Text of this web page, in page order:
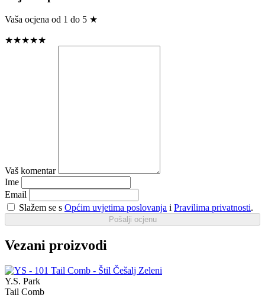
Vaša ocjena od 1 do 5 ★
★★★★★
Vaš komentar
Ime
Email
Slažem se s Općim uvjetima poslovanja i Pravilima privatnosti.
Pošalji ocjenu
Vezani proizvodi
Y.S. Park
Tail Comb